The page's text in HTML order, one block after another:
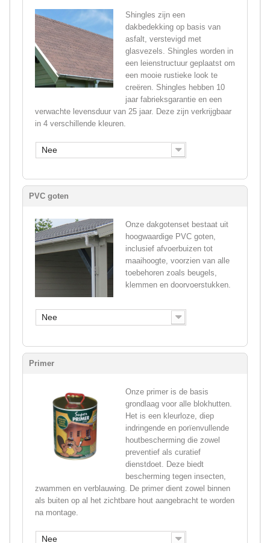
Shingles zijn een
dakbedekking op basis van
asfalt, verstevigd met
glasvezels. Shingles worden in
een leienstructuur geplaatst om
een mooie rustieke look te
creëren. Shingles hebben 10
jaar fabrieksgarantie en een
verwachte levensduur van 25 jaar. Deze zijn verkrijgbaar
in 4 verschillende kleuren.
Nee
PVC goten
Onze dakgotenset bestaat uit
hoogwaardige PVC goten,
inclusief afvoerbuizen tot
maaihoogte, voorzien van alle
toebehoren zoals beugels,
klemmen en doorvoerstukken.
Nee
Primer
Onze primer is de basis
grondlaag voor alle blokhutten.
Het is een kleurloze, diep
indringende en porïenvullende
houtbescherming die zowel
preventief als curatief
dienstdoet. Deze biedt
bescherming tegen insecten,
zwammen en verblauwing. De primer dient zowel binnen
als buiten op al het zichtbare hout aangebracht te worden
na montage.
Nee